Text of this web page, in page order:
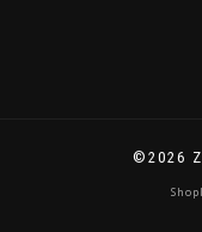
©2026